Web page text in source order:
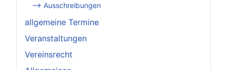
--> Ausschreibungen
allgemeine Termine
Veranstaltungen
Vereinsrecht